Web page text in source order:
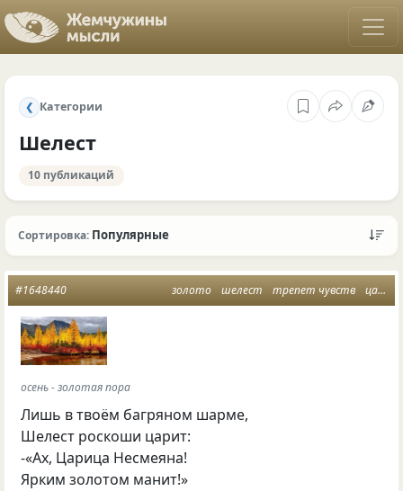
❮ Категории
Шелест
10 публикаций
Сортировка: Популярные
золото шелест трепет чувств царица осень
#1648440
осень - золотая пора
Лишь в твоём багряном шарме,
Шелест роскоши царит:
-«Ах, Царица Несмеяна!
Ярким золотом манит!»